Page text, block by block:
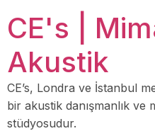
CE's |
Akustik
CE’s, Londra ve İstanbul
bir akustik danışmanlık ve
stüdyosudur.